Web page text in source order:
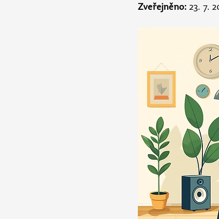
Zveřejněno: 23. 7.